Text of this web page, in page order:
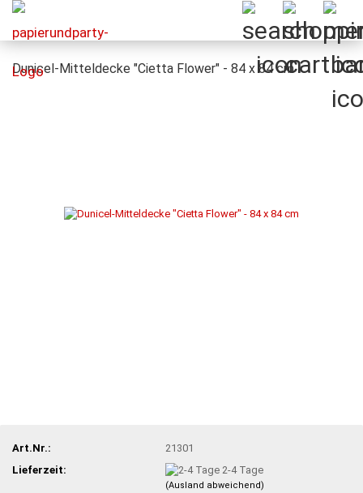
Dunicel-Mitteldecke "Cietta Flower" - 84 x 84 cm
Art.Nr.:
21301
Lieferzeit:
2-4 Tage
(Ausland abweichend)